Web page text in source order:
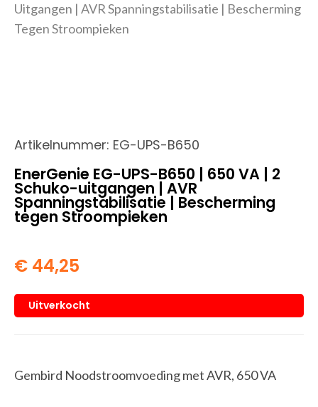
Uitgangen | AVR Spanningstabilisatie | Bescherming
Tegen Stroompieken
Artikelnummer: EG-UPS-B650
EnerGenie EG-UPS-B650 | 650 VA | 2
Schuko-uitgangen | AVR
Spanningstabilisatie | Bescherming
tegen Stroompieken
€ 44,25
Uitverkocht
Gembird Noodstroomvoeding met AVR, 650 VA